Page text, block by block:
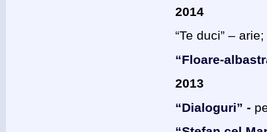
2014
“Te duci” –
“Floare-
2013
“Dialoguri” -